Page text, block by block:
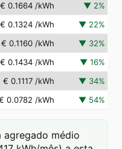
€ 0.1664 /kWh ▼ 2%
€ 0.1324 /kWh ▼ 22%
€ 0.1160 /kWh ▼ 32%
€ 0.1434 /kWh ▼ 16%
€ 0.1117 /kWh ▼ 34%
0.0782 /kWh ▼ 54%
agregado médio